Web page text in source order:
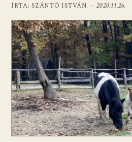
ÍRTA: SZÁNTÓ ISTVÁN ·2020.11.26.